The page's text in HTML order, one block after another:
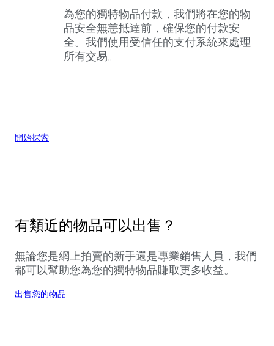
為您的獨特物品付款，我們將在您的物
品安全無恙抵達前，確保您的付款安
全。我們使用受信任的支付系統來處理
所有交易。
開始探索
有類近的物品可以出售？
無論您是網上拍賣的新手還是專業銷售人員，我們
都可以幫助您為您的獨特物品賺取更多收益。
出售您的物品